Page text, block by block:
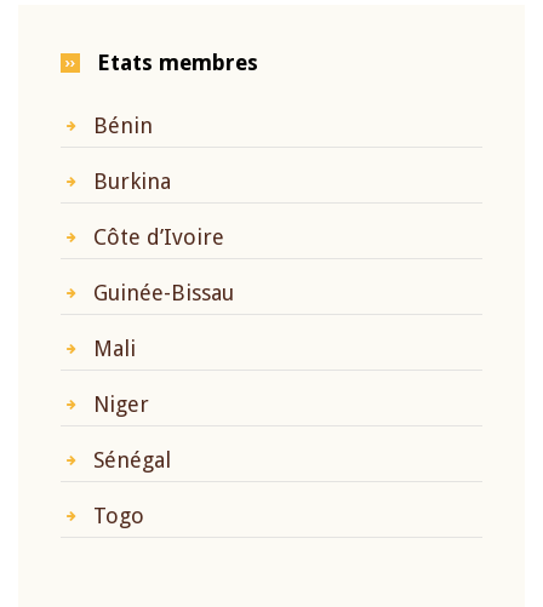
Etats membres
Bénin
Burkina
Côte d’Ivoire
Guinée-Bissau
Mali
Niger
Sénégal
Togo